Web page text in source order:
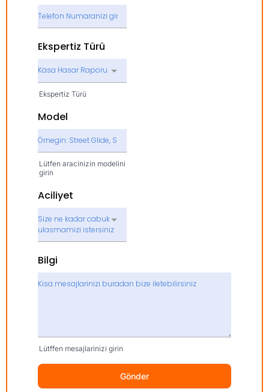
Ekspertiz Türü
Kasa Hasar Raporu
Ekspertiz Türü
Model
Lütfen aracinizin modelini
girin
Aciliyet
Size ne kadar cabuk
ulasmamizi istersiniz
Bilgi
Lütffen mesajlarinizi girin
Gönder